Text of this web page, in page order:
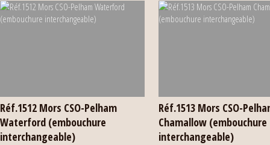
Réf.1512 Mors CSO-Pelham
Waterford (embouchure
interchangeable)
Réf.1513 Mors CSO-
Chamallow (embouchure
interchangeable)